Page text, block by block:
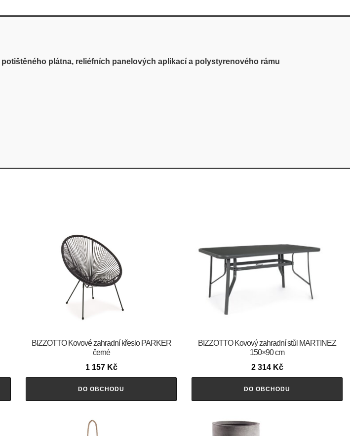
potištěného plátna, reliéfních panelových aplikací a polystyrenového rámu
BIZZOTTO Kovové zahradní křeslo PARKER
černé
1 157 Kč
DO OBCHODU
BIZZOTTO Kovový zahradní stůl MARTINEZ
150×90 cm
2 314 Kč
DO OBCHODU